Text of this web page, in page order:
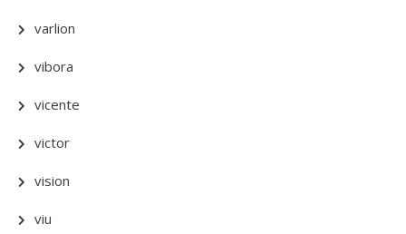
varlion
vibora
vicente
victor
vision
viu